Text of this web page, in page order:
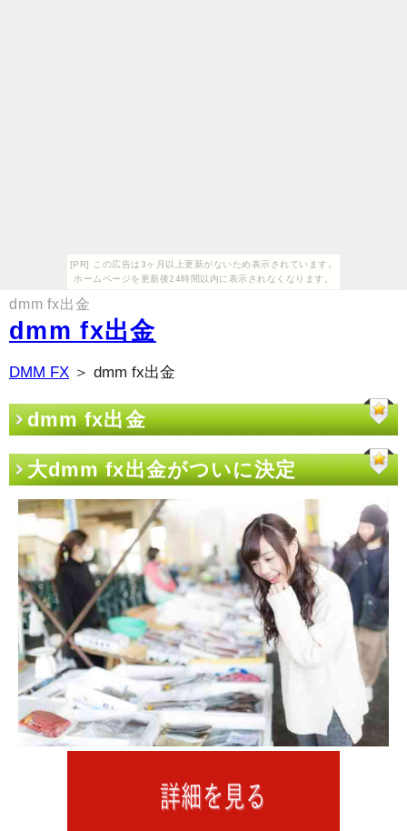
[PR] この広告は3ヶ月以上更新がないため表示されています。
ホームページを更新後24時間以内に表示されなくなります。
dmm fx出金
dmm fx出金
DMM FX ＞ dmm fx出金
dmm fx出金
大dmm fx出金がついに決定